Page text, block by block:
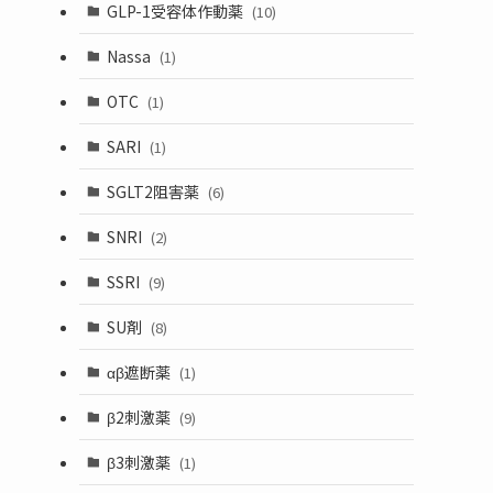
GLP-1受容体作動薬 (10)
Nassa (1)
OTC (1)
SARI (1)
SGLT2阻害薬 (6)
SNRI (2)
SSRI (9)
SU剤 (8)
αβ遮断薬 (1)
β2刺激薬 (9)
β3刺激薬 (1)